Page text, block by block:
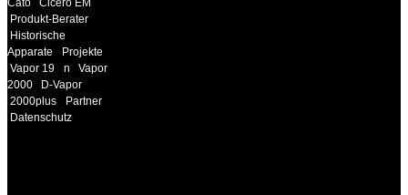
Cato
Cicero EM
Produkt-Berater
Historische
Apparate
Projekte
Vapor 19
n
Vapor
2000
D-Vapor
2000plus
Partner
Datenschutz